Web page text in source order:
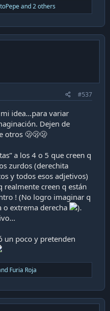
and 2 others
#537
idea…para variar
Dejen de
otros 🫢🫢🫢
a los 4 o 5 que creen q
zurdos (derechita
y todos esos adjetivos)
creen q están
! (No logro imaginar q
o extrema derecha
).
un poco y pretenden
Furia Roja